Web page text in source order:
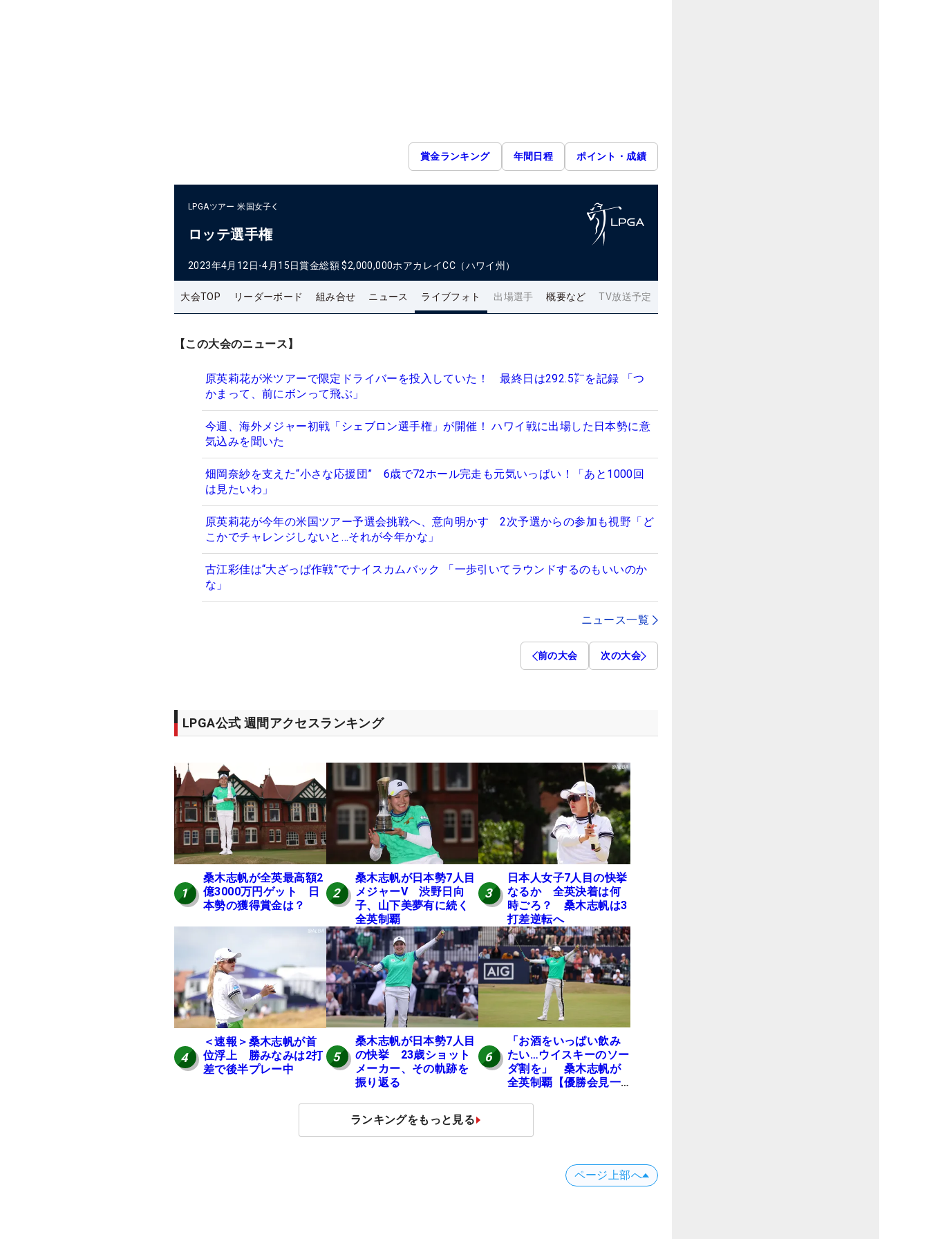
賞金ランキング 年間日程 ポイント・成績
LPGAツアー 米国女子
ロッテ選手権
2023年4月12日-4月15日賞金総額 $2,000,000ホアカレイCC（ハワイ州）
大会TOP リーダーボード 組み合せ ニュース ライブフォト 出場選手 概要など TV放送予定
【この大会のニュース】
原英莉花が米ツアーで限定ドライバーを投入していた！ 最終日は292.5㍎を記録 「つ
かまって、前にボンって飛ぶ」
今週、海外メジャー初戦「シェブロン選手権」が開催！ ハワイ戦に出場した日本勢に意
気込みを聞いた
畑岡奈紗を支えた“小さな応援団” 6歳で72ホール完走も元気いっぱい！「あと1000回
は見たいわ」
原英莉花が今年の米国ツアー予選会挑戦へ、意向明かす 2次予選からの参加も視野「ど
こかでチャレンジしないと…それが今年かな」
古江彩佳は“大ざっぱ作戦”でナイスカムバック 「一歩引いてラウンドするのもいいのか
な」
ニュース一覧
前の大会 次の大会
LPGA公式 週間アクセスランキング
1
桑木志帆が全英最高額2
億3000万円ゲット 日
本勢の獲得賞金は？
2
桑木志帆が日本勢7人目
メジャーV 渋野日向
子、山下美夢有に続く
全英制覇
3
日本人女子7人目の快挙
なるか 全英決着は何
時ごろ？ 桑木志帆は3
打差逆転へ
4
＜速報＞桑木志帆が首
位浮上 勝みなみは2打
差で後半プレー中
5
桑木志帆が日本勢7人目
の快挙 23歳ショット
メーカー、その軌跡を
振り返る
6
「お酒をいっぱい飲み
たい…ウイスキーのソー
ダ割を」 桑木志帆が
全英制覇【優勝会見一
ランキングをもっと見る
ページ上部へ